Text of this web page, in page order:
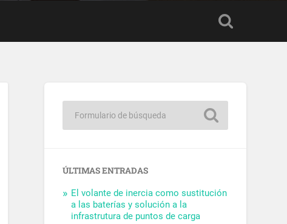
ÚLTIMAS ENTRADAS
El volante de inercia como sustitución
a las baterías y solución a la
infrastrutura de puntos de carga